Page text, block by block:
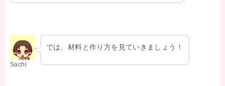
Sachi
では、材料と作り方を見ていきましょう！